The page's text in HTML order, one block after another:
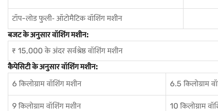
टॉप-लोड फुली‐ ऑटोमैटिक वॉशिंग मशीन
बजट के अनुसार वॉशिंग मशीन:
₹ 15,000 के अंदर सर्वश्रेष्ठ वॉशिंग मशीन
कैपेसिटी के अनुसार वॉशिंग मशीन:
6 किलोग्राम वॉशिंग मशीन
6.5 किलोग्राम
9 किलोग्राम वॉशिंग मशीन
10 किलोग्राम